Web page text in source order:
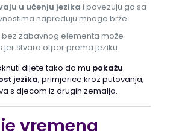
u učenju jezika i povezuju ga sa
napreduju mnogo brže.
bez zabavnog elementa može
jer stvara otpor prema jeziku.
dijete tako da mu pokažu
jezika, primjerice kroz putovanja,
s djecom iz drugih zemalja.
vremena